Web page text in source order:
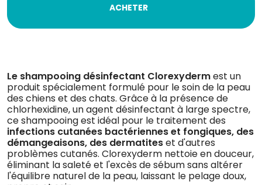
ACHETER
Le shampooing désinfectant Clorexydermest un
produit spécialement formulé pour le soin de la peau
des chiens et des chats. Grâce à la présence de
chlorhexidine, un agent désinfectant à large spectre,
ce shampooing est idéal pour le traitement des
infections cutanées bactériennes et fongiques, des
démangeaisons, des dermatiteset d'autres
problèmes cutanés. Clorexyderm nettoie en douceur,
éliminant la saleté et l'excès de sébum sans altérer
l'équilibre naturel de la peau, laissant le pelage doux,